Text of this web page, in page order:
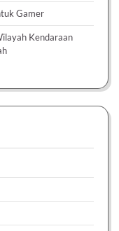
Gamer
Kendaraan